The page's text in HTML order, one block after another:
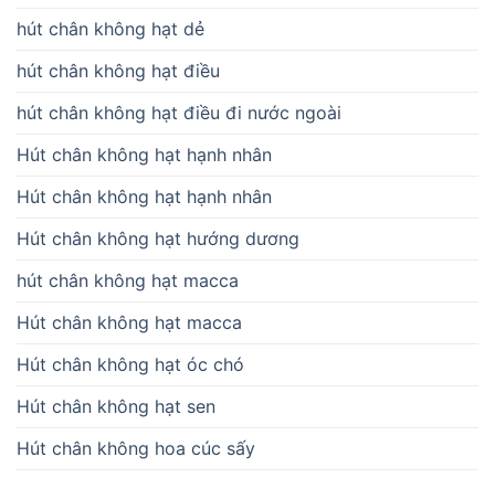
hút chân không hạt dẻ
hút chân không hạt điều
hút chân không hạt điều đi nước ngoài
Hút chân không hạt hạnh nhân
Hút chân không hạt hạnh nhân
Hút chân không hạt hướng dương
hút chân không hạt macca
Hút chân không hạt macca
Hút chân không hạt óc chó
Hút chân không hạt sen
Hút chân không hoa cúc sấy